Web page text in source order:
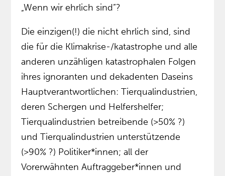
„Wenn wir ehrlich sind”?
Die einzigen(!) die nicht ehrlich sind, sind
die für die Klimakrise-/katastrophe und alle
anderen unzähligen katastrophalen Folgen
ihres ignoranten und dekadenten Daseins
Hauptverantwortlichen: Tierqualindustrien,
deren Schergen und Helfershelfer;
Tierqualindustrien betreibende (>50% ?)
und Tierqualindustrien unterstützende
(>90% ?) Politiker*innen; all der
Vorerwähnten Auftraggeber*innen und